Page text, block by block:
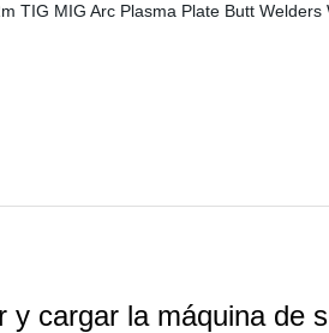
y cargar la máquina de